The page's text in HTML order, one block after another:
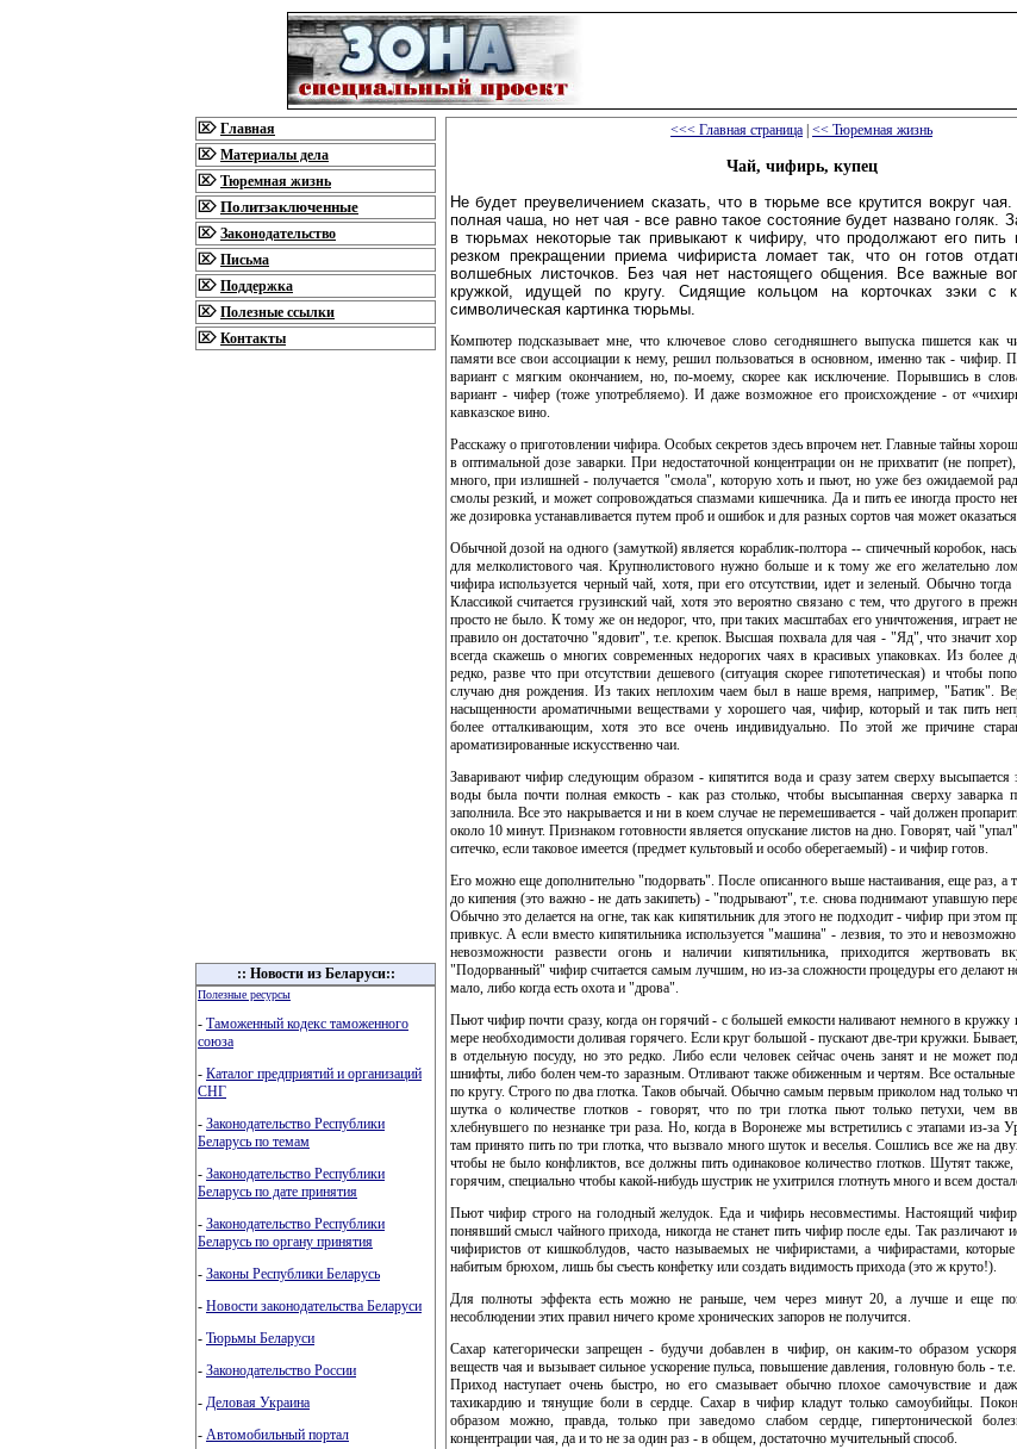
Главная
Материалы дела
Тюремная жизнь
Политзаключенные
Законодательство
Письма
Поддержка
Полезные ссылки
Контакты
:: Новости из Беларуси::
Полезные ресурсы
- Таможенный кодекс таможенного
союза
- Каталог предприятий и организаций
СНГ
- Законодательство Республики
Беларусь по темам
- Законодательство Республики
Беларусь по дате принятия
- Законодательство Республики
Беларусь по органу принятия
- Законы Республики Беларусь
- Новости законодательства Беларуси
- Тюрьмы Беларуси
- Законодательство России
- Деловая Украина
- Автомобильный портал
<<< Главная страница << Тюремная жизнь
Чай, чифирь, купец
Не будет преувеличением сказать, что в тюрьме все крутится вокруг
полная чаша, но нет чая - все равно такое состояние будет названо голяк.
в тюрьмах некоторые так привыкают к чифиру, что продолжают его
резком прекращении приема чифириста ломает так, что он готов
волшебных листочков. Без чая нет настоящего общения. Все важные
кружкой, идущей по кругу. Сидящие кольцом на корточках зэки с
символическая картинка тюрьмы.
Компютер подсказывает мне, что ключевое слово сегодняшнего выпуска пишется как
памяти все свои ассоциации к нему, решил пользоваться в основном, именно так - чифир.
вариант с мягким окончанием, но, по-моему, скорее как исключение. Порывшись в
вариант - чифер (тоже употребляемо). И даже возможное его происхождение - от
кавказское вино.
Расскажу о приготовлении чифира. Особых секретов здесь впрочем нет. Главные тайны
в оптимальной дозе заварки. При недостаточной концентрации он не прихватит (не
много, при излишней - получается "смола", которую хоть и пьют, но уже без ожидаемой
смолы резкий, и может сопровождаться спазмами кишечника. Да и пить ее иногда просто
же дозировка устанавливается путем проб и ошибок и для разных сортов чая может
Обычной дозой на одного (замуткой) является кораблик-полтора -- спичечный коробок,
для мелколистового чая. Крупнолистового нужно больше и к тому же его желательно
чифира используется черный чай, хотя, при его отсутствии, идет и зеленый. Обычно
Классикой считается грузинский чай, хотя это вероятно связано с тем, что другого в
просто не было. К тому же он недорог, что, при таких масштабах его уничтожения, играет
правило он достаточно "ядовит", т.е. крепок. Высшая похвала для чая - "Яд", что значит
всегда скажешь о многих современных недорогих чаях в красивых упаковках. Из более
редко, разве что при отсутствии дешевого (ситуация скорее гипотетическая) и чтобы
случаю дня рождения. Из таких неплохим чаем был в наше время, например, "Батик".
насыщенности ароматичными веществами у хорошего чая, чифир, который и так пить
более отталкивающим, хотя это все очень индивидуально. По этой же причине
ароматизированные искусственно чаи.
Заваривают чифир следующим образом - кипятится вода и сразу затем сверху
воды была почти полная емкость - как раз столько, чтобы высыпанная сверху заварка
заполнила. Все это накрывается и ни в коем случае не перемешивается - чай должен
около 10 минут. Признаком готовности является опускание листов на дно. Говорят, чай
ситечко, если таковое имеется (предмет культовый и особо оберегаемый) - и чифир готов.
Его можно еще дополнительно "подорвать". После описанного выше настаивания, еще раз, а
до кипения (это важно - не дать закипеть) - "подрывают", т.е. снова поднимают упавшую
Обычно это делается на огне, так как кипятильник для этого не подходит - чифир при этом
привкус. А если вместо кипятильника используется "машина" - лезвия, то это и
невозможности развести огонь и наличии кипятильника, приходится жертвовать
"Подорванный" чифир считается самым лучшим, но из-за сложности процедуры его делают
мало, либо когда есть охота и "дрова".
Пьют чифир почти сразу, когда он горячий - с большей емкости наливают немного в кружку
мере необходимости доливая горячего. Если круг большой - пускают две-три кружки.
в отдельную посуду, но это редко. Либо если человек сейчас очень занят и не может
шнифты, либо болен чем-то заразным. Отливают также обиженным и чертям. Все
по кругу. Строго по два глотка. Таков обычай. Обычно самым первым приколом над только
шутка о количестве глотков - говорят, что по три глотка пьют только петухи, чем
хлебнувшего по незнанке три раза. Но, когда в Воронеже мы встретились с этапами из-за
там принято пить по три глотка, что вызвало много шуток и веселья. Сошлись все же на
чтобы не было конфликтов, все должны пить одинаковое количество глотков. Шутят
горячим, специально чтобы какой-нибудь шустрик не ухитрился глотнуть много и всем
Пьют чифир строго на голодный желудок. Еда и чифирь несовместимы. Настоящий
понявший смысл чайного прихода, никогда не станет пить чифир после еды. Так различают
чифиристов от кишкоблудов, часто называемых не чифиристами, а чифирастами,
набитым брюхом, лишь бы съесть конфетку или создать видимость прихода (это ж круто!).
Для полноты эффекта есть можно не раньше, чем через минут 20, а лучше и еще
несоблюдении этих правил ничего кроме хронических запоров не получится.
Сахар категорически запрещен - будучи добавлен в чифир, он каким-то образом
веществ чая и вызывает сильное ускорение пульса, повышение давления, головную боль -
Приход наступает очень быстро, но его смазывает обычно плохое самочувствие и
тахикардию и тянущие боли в сердце. Сахар в чифир кладут только самоубийцы.
образом можно, правда, только при заведомо слабом сердце, гипертонической
концентрации чая, да и то не за один раз - в общем, достаточно мучительный способ.